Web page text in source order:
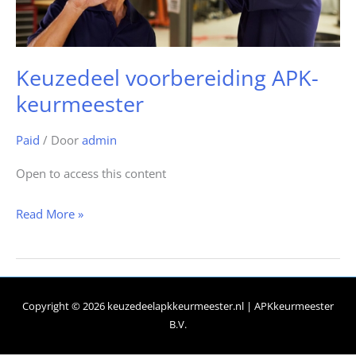
Keuzedeel voorbereiding APK-
keurmeester
Paid / Door admin
Open to access this content
Read More »
Copyright © 2026 keuzedeelapkkeurmeester.nl | APKkeurmeester
B.V.